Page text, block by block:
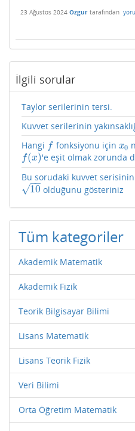
23 Ağustos 2024 Ozgur tarafından
İlgili sorular
Taylor serilerinin tersi.
Kuvvet serilerinin
Hangi f
f fonksiyonu için x0
x0
f(x)
f(x)
'e eşit olmak zorunda
Bu sorudaki kuvvet serisinin
10
−−
√
10 olduğunu gösteriniz
Tüm kategoriler
Akademik Matematik
Akademik Fizik
Teorik Bilgisayar Bilimi
Lisans Matematik
Lisans Teorik Fizik
Veri Bilimi
Orta Öğretim Matematik